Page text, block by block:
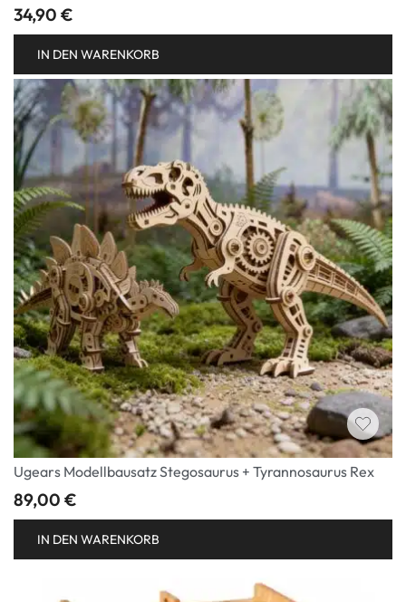
34,90 €
IN DEN WARENKORB
Ugears Modellbausatz Stegosaurus + Tyrannosaurus Rex
89,00 €
IN DEN WARENKORB